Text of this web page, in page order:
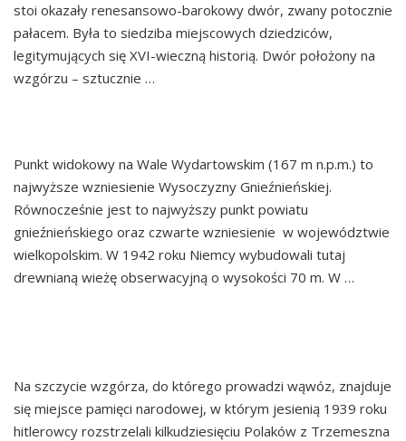
stoi okazały renesansowo-barokowy dwór, zwany potocznie
pałacem. Była to siedziba miejscowych dziedziców,
legitymujących się XVI-wieczną historią. Dwór położony na
wzgórzu – sztucznie …
Punkt widokowy na Wale Wydartowskim (167 m n.p.m.) to
najwyższe wzniesienie Wysoczyzny Gnieźnieńskiej.
Równocześnie jest to najwyższy punkt powiatu
gnieźnieńskiego oraz czwarte wzniesienie w województwie
wielkopolskim. W 1942 roku Niemcy wybudowali tutaj
drewnianą wieżę obserwacyjną o wysokości 70 m. W …
Na szczycie wzgórza, do którego prowadzi wąwóz, znajduje
się miejsce pamięci narodowej, w którym jesienią 1939 roku
hitlerowcy rozstrzelali kilkudziesięciu Polaków z Trzemeszna